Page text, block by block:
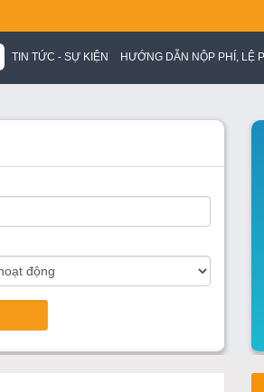
TIN TỨC - SỰ KIỆN HƯỚNG DẪN NỘP PHÍ, LỆ